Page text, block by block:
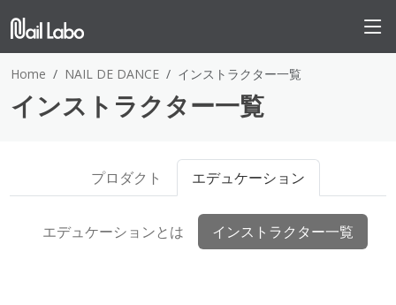
Home NAIL DE DANCE インストラクター一覧
インストラクター一覧
プロダクト エデュケーション
エデュケーションとは インストラクター一覧